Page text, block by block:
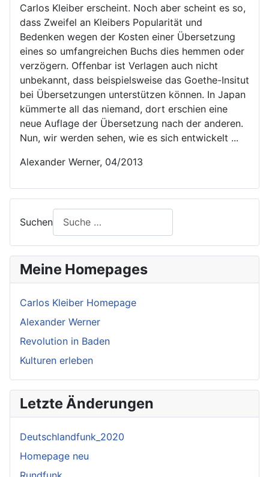
Carlos Kleiber erscheint. Noch aber scheint es so,
dass Zweifel an Kleibers Popularität und
Bedenken wegen der Kosten einer Übersetzung
eines so umfangreichen Buchs dies hemmen oder
verzögern. Offenbar ist Verlagen auch nicht
unbekannt, dass beispielsweise das Goethe-Insitut
bei Übersetzungen unterstützen können. In Japan
kümmerte all das niemand, dort erschien eine
neue Auflage der Übersetzung nach der anderen.
Nun, wir werden sehen, wie es sich entwickelt ...
Alexander Werner, 04/2013
Suchen
Meine Homepages
Carlos Kleiber Homepage
Alexander Werner
Revolution in Baden
Kulturen erleben
Letzte Änderungen
Deutschlandfunk_2020
Homepage neu